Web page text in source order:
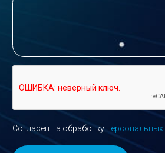
Согласен на обработку персональных